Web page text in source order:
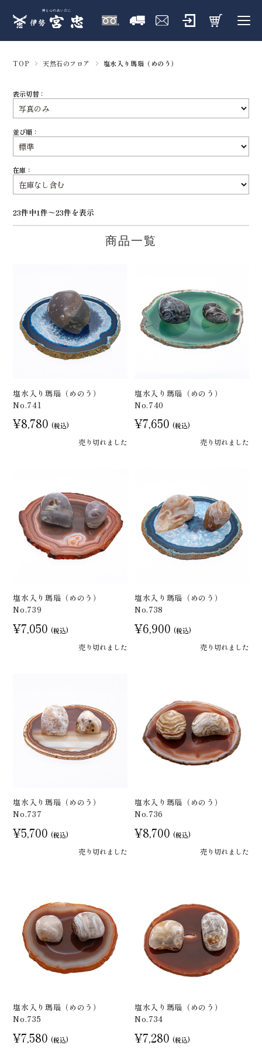
TOP 天然石のフロア 塩水入り瑪瑙（めのう）
表示切替：
並び順：
在庫：
23件中1件～23件を表示
商品一覧
塩水入り瑪瑙（めのう）
No.741
¥8,780 (税込)
売り切れました
塩水入り瑪瑙（めのう）
No.740
¥7,650 (税込)
売り切れました
塩水入り瑪瑙（めのう）
No.739
¥7,050 (税込)
売り切れました
塩水入り瑪瑙（めのう）
No.738
¥6,900 (税込)
売り切れました
塩水入り瑪瑙（めのう）
No.737
¥5,700 (税込)
売り切れました
塩水入り瑪瑙（めのう）
No.736
¥8,700 (税込)
売り切れました
塩水入り瑪瑙（めのう）
No.735
¥7,580 (税込)
塩水入り瑪瑙（めのう）
No.734
¥7,280 (税込)